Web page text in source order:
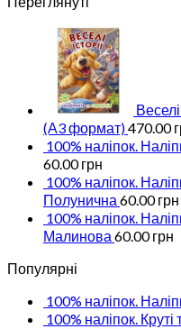
(А3 формат)470.00
100% наліпок.
60.00грн
100% наліпок.
Полунична 60.00грн
100% наліпок.
Малинова 60.00грн
Популярні
100% наліпок.
100% наліпок. Круті